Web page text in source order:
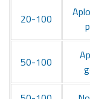
20-100
50-100